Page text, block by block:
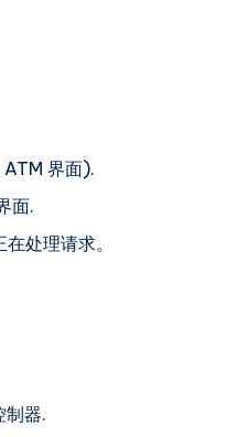
ATM 界面).
面.
处理请求。
制器.